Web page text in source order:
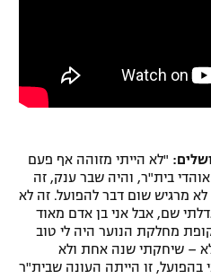
"לא הייתי מזוהה אף פעם
בית"ר, והיה שבר ענק, זה
מרגיש שום דבר להפועל. זה לא
שם, אבל אני בן אדם מאוד
מחלקת הנוער היה לי טוב
– שיחקתי שנה אחת ולא
זו הייתה העונה שבית"ר